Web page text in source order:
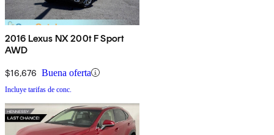
2016 Lexus NX 200t F Sport
AWD
$16,676 Buena oferta
Incluye tarifas de conc.